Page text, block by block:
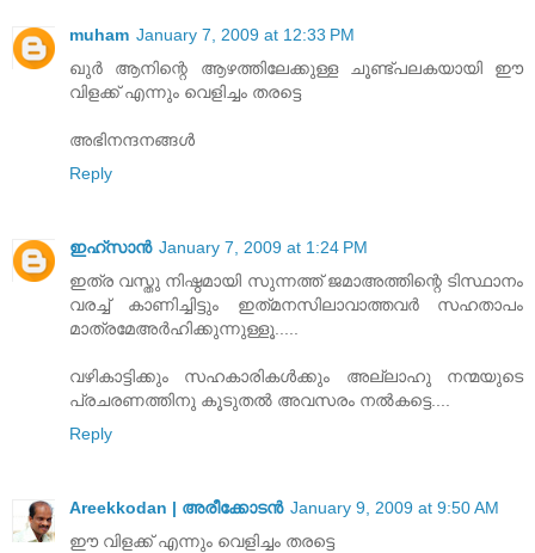
muham January 7, 2009 at 12:33 PM
ഖുർ ആനിന്റെ ആഴത്തിലേക്കുള്ള ചൂണ്ട്പലകയായി ഈ
വിളക്ക്‌ എന്നും വെളിച്ചം തരട്ടെ
അഭിനന്ദനങ്ങൾ
Reply
ഇഹ്സാൻ January 7, 2009 at 1:24 PM
ഇത്ര വസ്തു നിഷ്ഠമായി സുന്നത്ത്‌ ജമാഅത്തിന്റെ ടിസ്ഥാനം
വരച്ച്‌ കാണിച്ചിട്ടും ഇത്‌മനസിലാവാത്തവർ സഹതാപം
മാത്രമേഅർഹിക്കുന്നുള്ളൂ.....
വഴികാട്ടിക്കും സഹകാരികൾക്കും അല്ലാഹു നന്മയുടെ
പ്രചരണത്തിനു കൂടുതൽ അവസരം നൽകട്ടെ....
Reply
Areekkodan | അരീക്കോടന്‍ January 9, 2009 at 9:50 AM
ഈ വിളക്ക്‌ എന്നും വെളിച്ചം തരട്ടെ